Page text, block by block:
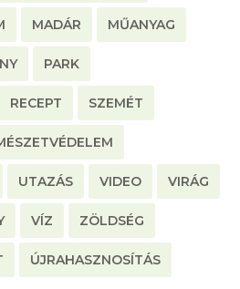
MADÁR MŰANYAG
PARK
RECEPT SZEMÉT
UTAZÁS VIDEO VIRÁG
VÍZ ZÖLDSÉG
ÚJRAHASZNOSÍTÁS